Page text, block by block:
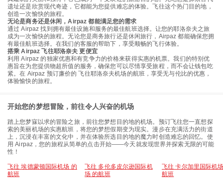
遗址还是欣赏现代奇迹，它都能为您提供难忘的体验。飞往这个热门目的地，
创造一次愉快的旅程。
无论是商务还是休闲，Airpaz 都能满足您的需求
通过 Airpaz 找到拥有最佳设施和服务的最佳航班选择。让您的耶洛奈夫之旅
成为一次愉快的旅程。无论您是商务旅行还是休闲旅行，Airpaz 都能确保您拥
有最佳航班选择。在我们的客服的帮助下，享受顺畅的飞行体验。
搭乘 Airpaz 飞往耶洛奈夫 更便宜
利用 Airpaz 的独家优惠和有竞争力的价格来获得实惠的机票。我们的特别优
惠旨在为您提供物超所值的服务，确保您可以尽情享受旅程，而不会让钱包吃
紧。在 Airpaz 预订廉价的 飞往耶洛奈夫机场的航班，享受无与伦比的优惠，
体验愉快的旅程。
开始您的梦想冒险，前往令人兴奋的机场
踏上您梦寐以求的冒险之旅，前往您梦想目的地的机场。预订飞往您一直想探
索的美丽机场的实惠航班，将您的梦想假期变为现实。漫步在充满活力的街道
上，沉浸在丰富的文化中，并在体验所选目的地的魔力时创造难忘的回忆。使
用 Airpaz，您的旅程从简单的点击开始——今天就发现世界并探索无限的可能
性！
飞往 埃德蒙顿国际机场 的
航班
飞往 多伦多皮尔逊国际机
场 的航班
飞往 卡尔加里国际机
航班